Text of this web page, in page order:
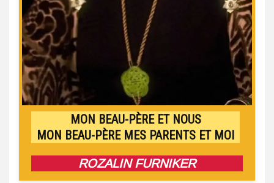
MON BEAU-PÈRE ET NOUS
MON BEAU-PÈRE MES PARENTS ET MOI
ROZALIN FURNIKER